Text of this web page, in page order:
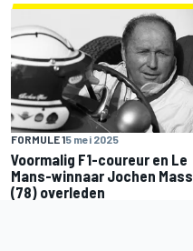
FORMULE 15 mei 2025
Voormalig F1-coureur en Le
Mans-winnaar Jochen Mass
(78) overleden